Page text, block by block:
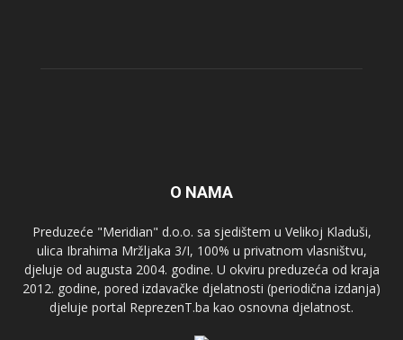
O NAMA
Preduzeće "Meridian" d.o.o. sa sjedištem u Velikoj Kladuši,
ulica Ibrahima Mržljaka 3/I, 100% u privatnom vlasništvu,
djeluje od augusta 2004. godine. U okviru preduzeća od kraja
2012. godine, pored izdavačke djelatnosti (periodična izdanja)
djeluje portal ReprezenT.ba kao osnovna djelatnost.